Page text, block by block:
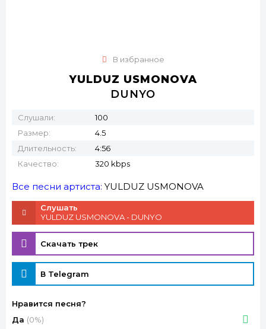
В избранное
YULDUZ USMONOVA
DUNYO
Слушали:
100
Размер:
4.5
Длительность:
4:56
Качество:
320 kbps
Все песни артиста: YULDUZ USMONOVA
Слушать
YULDUZ USMONOVA - DUNYO
Скачать трек
В Telegram
Нравится песня?
Да (0%)